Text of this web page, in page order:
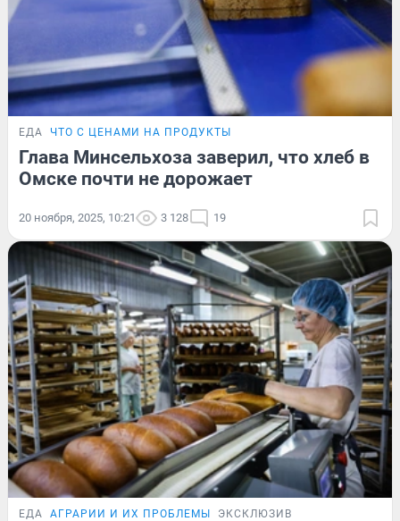
ЕДА ЧТО С ЦЕНАМИ НА ПРОДУКТЫ
Глава Минсельхоза заверил, что хлеб в
Омске почти не дорожает
20 ноября, 2025, 10:21 3 128 19
ЕДА АГРАРИИ И ИХ ПРОБЛЕМЫ ЭКСКЛЮЗИВ